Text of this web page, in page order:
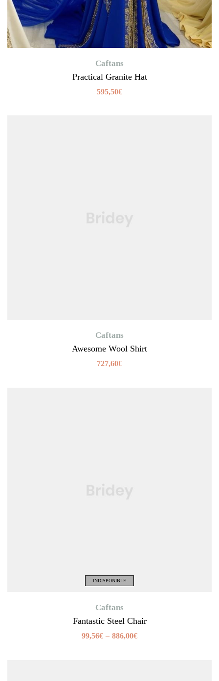
Caftans
Practical Granite Hat
595,50€
Caftans
Awesome Wool Shirt
727,60€
INDISPONIBLE
Caftans
Fantastic Steel Chair
99,56€ – 886,00€